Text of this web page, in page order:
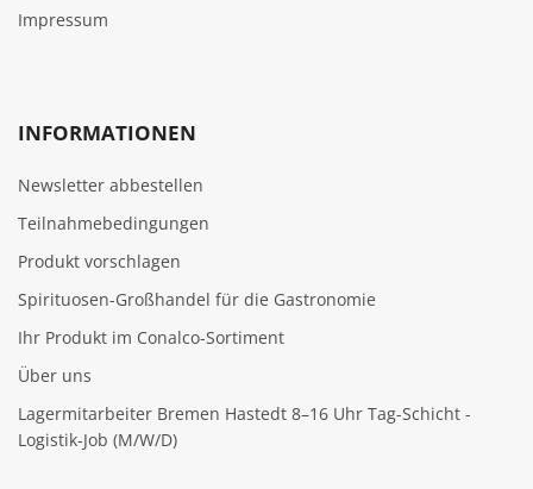
Impressum
INFORMATIONEN
Newsletter abbestellen
Teilnahmebedingungen
Produkt vorschlagen
Spirituosen-Großhandel für die Gastronomie
Ihr Produkt im Conalco-Sortiment
Über uns
Lagermitarbeiter Bremen Hastedt 8–16 Uhr Tag-Schicht -
Logistik-Job (M/W/D)